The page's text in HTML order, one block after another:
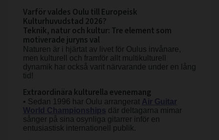
Varför valdes Oulu till Europeisk
Kulturhuvudstad 2026?
Teknik, natur och kultur: Tre element som
motiverade juryns val
Naturen är i hjärtat av livet för Oulus invånare,
men kulturell och framför allt multikulturell
dynamik har också varit närvarande under en lång
tid!
Extraordinära kulturella evenemang
• Sedan 1996 har Oulu arrangerat Air Guitar
World Championships där deltagarna mimar
sånger på sina osynliga gitarrer inför en
entusiastisk internationell publik.